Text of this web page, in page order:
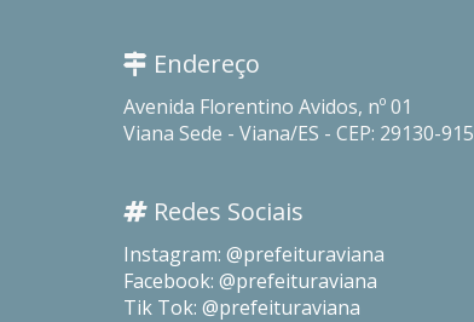
Endereço
Avenida Florentino Avidos, nº 01
Viana Sede - Viana/ES - CEP: 29130-915
Redes Sociais
Instagram: @prefeituraviana
Facebook: @prefeituraviana
Tik Tok: @prefeituraviana